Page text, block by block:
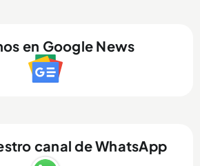
en Google News
canal de WhatsApp